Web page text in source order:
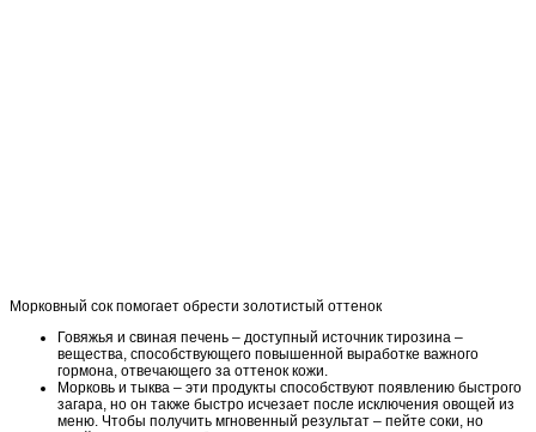
Морковный сок помогает обрести золотистый оттенок
Говяжья и свиная печень – доступный источник тирозина –
вещества, способствующего повышенной выработке важного
гормона, отвечающего за оттенок кожи.
Морковь и тыква – эти продукты способствуют появлению быстрого
загара, но он также быстро исчезает после исключения овощей из
меню. Чтобы получить мгновенный результат – пейте соки, но